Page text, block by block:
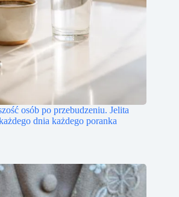
osób po przebudzeniu. Jelita
dnia każdego poranka